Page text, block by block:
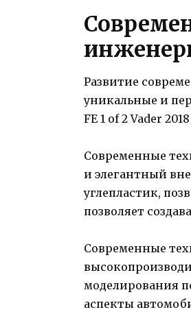
Развитие
уникальные и
FE 1 of 2 Vader
Современные
и элегантный
углепластик,
позволяет
Современные
моделирования
аспекты